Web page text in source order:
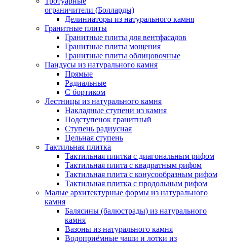
ограничители (Болларды)
Делиниаторы из натурального камня
Гранитные плиты
Гранитные плиты для вентфасадов
Гранитные плиты мощения
Гранитные плиты облицовочные
Пандусы из натурального камня
Прямые
Радиальные
С бортиком
Лестницы из натурального камня
Накладные ступени из камня
Подступенок гранитный
Ступень радиусная
Цельная ступень
Тактильная плитка
Тактильная плитка с диагональным рифом
Тактильная плита с квадратным рифом
Тактильная плита с конусообразным рифом
Тактильная плитка с продольным рифом
Малые архитектурные формы из натурального
камня
Балясины (балюстрады) из натурального
камня
Вазоны из натурального камня
Водоприёмные чаши и лотки из